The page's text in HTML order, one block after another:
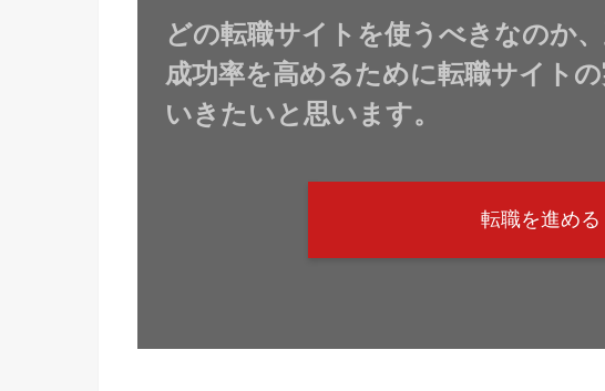
どの転職サイトを使うべきなのか
成功率を高めるために転職サイト
いきたいと思います。
転職を進める